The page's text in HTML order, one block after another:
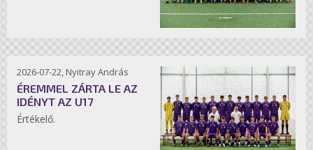
2026-07-22, Nyitray András
ÉREMMEL ZÁRTA LE AZ
IDÉNYT AZ U17
Értékelő.